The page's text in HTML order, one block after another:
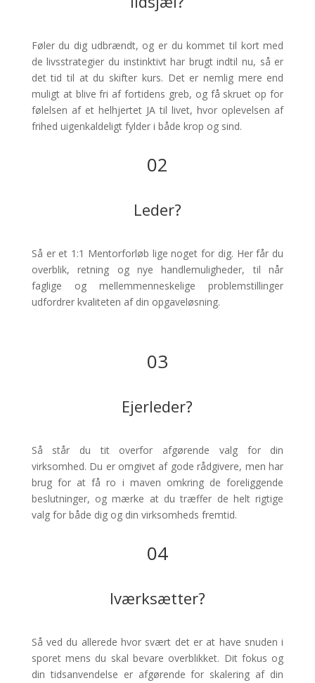
Føler du dig udbrændt, og er du kommet til kort med
de livsstrategier du instinktivt har brugt indtil nu, så er
det tid til at du skifter kurs. Det er nemlig mere end
muligt at blive fri af fortidens greb, og få skruet op for
følelsen af et helhjertet JA til livet, hvor oplevelsen af
frihed uigenkaldeligt fylder i både krop og sind.
02
Leder?
Så er et 1:1 Mentorforløb lige noget for dig. Her får du
overblik, retning og nye handlemuligheder, til når
faglige og mellemmenneskelige problemstillinger
udfordrer kvaliteten af din opgaveløsning.
03
Ejerleder?
Så står du tit overfor afgørende valg for din
virksomhed. Du er omgivet af gode rådgivere, men har
brug for at få ro i maven omkring de foreliggende
beslutninger, og mærke at du træffer de helt rigtige
valg for både dig og din virksomheds fremtid.
04
Iværksætter?
Så ved du allerede hvor svært det er at have snuden i
sporet mens du skal bevare overblikket. Dit fokus og
din tidsanvendelse er afgørende for skalering af din